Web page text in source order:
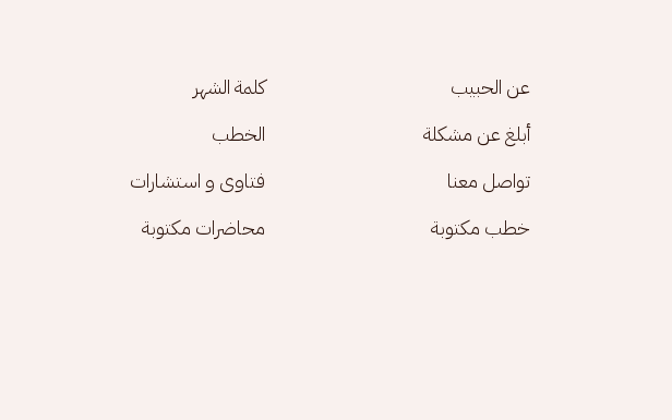
Footer menu
عن الحبيب كلمة الشهر
أبلغ عن مشكلة
الخطب
تواصل معنا
فتاوى و استشارات
خطب مكتوبة
محاضرات مكتوبة